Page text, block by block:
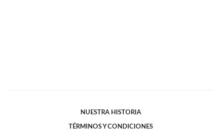
NUESTRA HISTORIA
TÉRMINOS Y CONDICIONES